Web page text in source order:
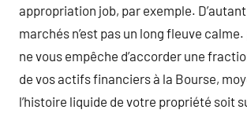
appropriation job, par exemple.
marchés n’est pas un long fleuve
ne vous empêche d’accorder une
de vos actifs financiers à la Bourse,
l’histoire liquide de votre propriété soit